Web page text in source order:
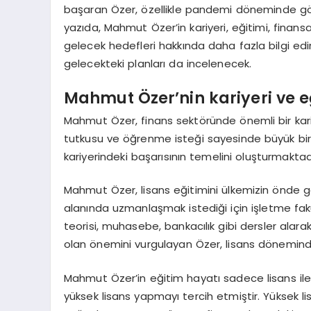
başaran Özer, özellikle pandemi döneminde
yazıda, Mahmut Özer’in kariyeri, eğitimi,
gelecek hedefleri hakkında daha fazla bilgi
gelecekteki planları da incelenecek.
Mahmut Özer’nin kariyeri ve
Mahmut Özer, finans sektöründe önemli bir
tutkusu ve öğrenme isteği sayesinde büyük
kariyerindeki başarısının temelini
Mahmut Özer, lisans eğitimini ülkemizin önde
alanında uzmanlaşmak istediği için işletme
teorisi, muhasebe, bankacılık gibi dersler
olan önemini vurgulayan Özer, lisans
Mahmut Özer’in eğitim hayatı sadece lisans
yüksek lisans yapmayı tercih etmiştir. Yüksek